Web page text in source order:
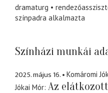
dramaturg
színpadra alkalmazta
Színházi munkái
2025. május 16.
Komáromi
Jókai Mór Az